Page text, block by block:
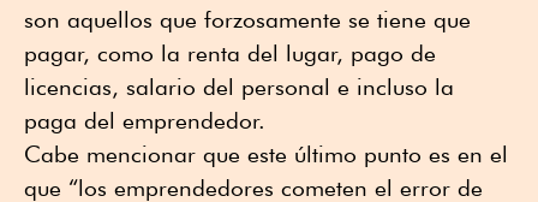
son aquellos que forzosamente se tiene que
pagar, como la renta del lugar, pago de
licencias, salario del personal e incluso la
paga del emprendedor.
Cabe mencionar que este último punto es en el
que “los emprendedores cometen el error de